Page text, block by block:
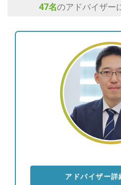
47名のアドバイザー
アドバイザー